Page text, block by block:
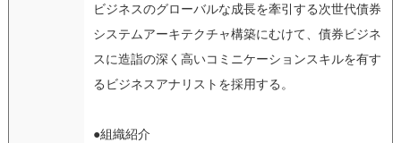
ビジネスのグローバルな成長を牽引する次世代債券
システムアーキテクチャ構築にむけて、債券ビジネ
スに造詣の深く高いコミニケーションスキルを有す
るビジネスアナリストを採用する。
●組織紹介